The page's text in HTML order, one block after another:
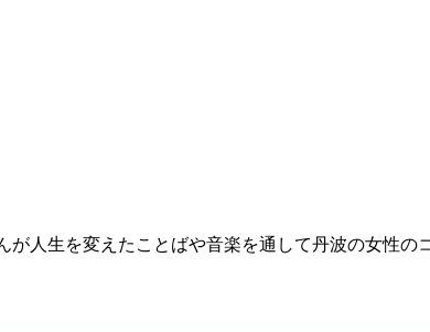
生を変えたことばや音楽を通して丹波の女性の